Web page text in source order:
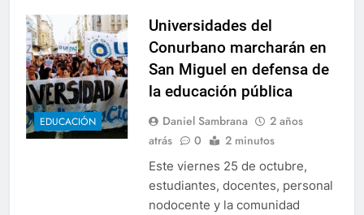
EDUCACIÓN
Universidades del
Conurbano marcharán en
San Miguel en defensa de
la educación pública
Daniel Sambrana
2 años
atrás
0 2 minutos
Este viernes 25 de octubre,
estudiantes, docentes, personal
nodocente y la comunidad